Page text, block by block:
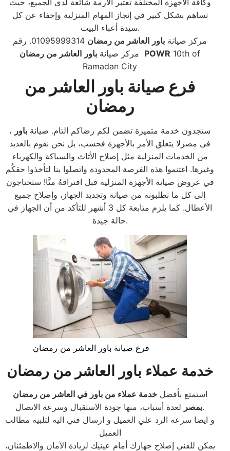
وكافة الأجهزة المختلفة تعتبر الأزمة شائعة لدى الجميع، حيث
تساهم بشكل كبير في إنجاز المهام المنزلية وإخفاء عن كل
سيدة أعباء البيت.
مركز صيانة باور العاشر من رمضان
01095999314. رقم
مركز صيانة باور العاشر من رمضان POWR 10th of
Ramadan City
فرع صيانة باور العاشر من
رمضان
، ستجدون خدمة متميزة تضمن لكم رضاكم التام. صيانة باور
في مصرلا يتعلق الأمر بالأجهزة فحسب، بل نحن نقوم بالعديد
من الخدمات المنزلية مثل إصلاح الأثاث والسباكة والكهرباء
وغيرها. اغتنموا هذه الفرصة المحدودة واتصلوا بنا لتأخذوا حقكُم
في عروض صيانة الأجهزة المنزلية قبل افتراقهُ منَّا! ستحتاجون
إلى كل ما تطلبونه من صيانة وتجديد الجهاز، وإصلاح جميع
الأعطال. كما يلزم متابعة كل 3 أشهر للتأكد من أن الجهاز في
حالة جيدة.
فرع صيانة باور العاشر من رمضان
خدمة عملاء باور العاشر من رمضان
استمتع بأفضلخدمة عملاء من باور في العاشر من رمضان
بمصرلعدة أسباب، منها جودة الاستقبال وسرعة الاتصال.
و ايضا سرعه الرد علي العميل و ارسال فني اليه لتلبيه مطالب
العميل
يمكن للفني إصلاح جهازك أمام عينيك لزيادة الأمان والاطمئنان،